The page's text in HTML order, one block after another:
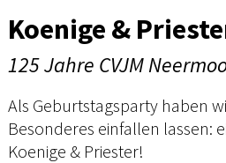
Koenige &
125 Jahre CVJM
Als Geburtstagsparty haben
Besonderes einfallen lassen:
Koenige & Priester!